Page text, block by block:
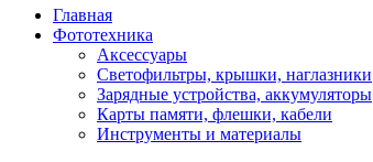
Главная
Фототехника
Аксессуары
Светофильтры, крышки, наглазники
Зарядные устройства, аккумуляторы
Карты памяти, флешки, кабели
Инструменты и материалы